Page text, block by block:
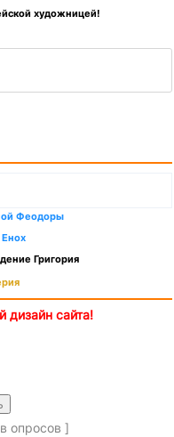
художницей!
Феодоры
Григория
дизайн сайта!
опросов ]